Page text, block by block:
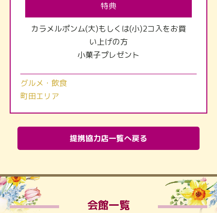
特典
カラメルポンム(大)もしくは(小)2コ入をお買
い上げの方
小菓子プレゼント
グルメ・飲食
町田エリア
提携協力店一覧へ戻る
会館一覧